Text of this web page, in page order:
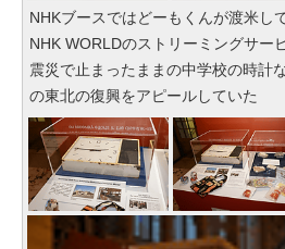
NHKブースではどーもくんが渡米し
NHK WORLDのストリーミングサー
震災で止まったままの中学校の時計
の東北の復興をアピールしていた